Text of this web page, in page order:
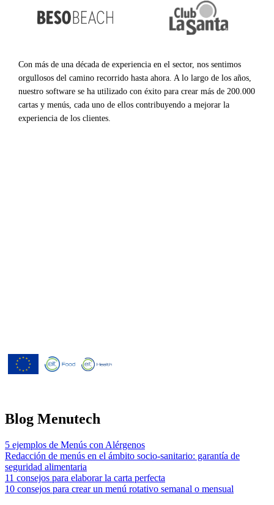
Con más de una década de experiencia en el sector, nos sentimos
orgullosos del camino recorrido hasta ahora. A lo largo de los años,
nuestro software se ha utilizado con éxito para crear más de 200.000
cartas y menús, cada uno de ellos contribuyendo a mejorar la
experiencia de los clientes.
Blog Menutech
5 ejemplos de Menús con Alérgenos
Redacción de menús en el ámbito socio-sanitario: garantía de
seguridad alimentaria
11 consejos para elaborar la carta perfecta
10 consejos para crear un menú rotativo semanal o mensual